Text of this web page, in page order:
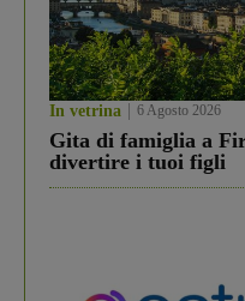
In vetrina 6 Agosto 2026
Gita di famiglia a
divertire i tuoi figli